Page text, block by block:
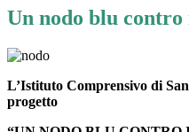
Un nodo blu
L’Istituto Comprensivo di
progetto